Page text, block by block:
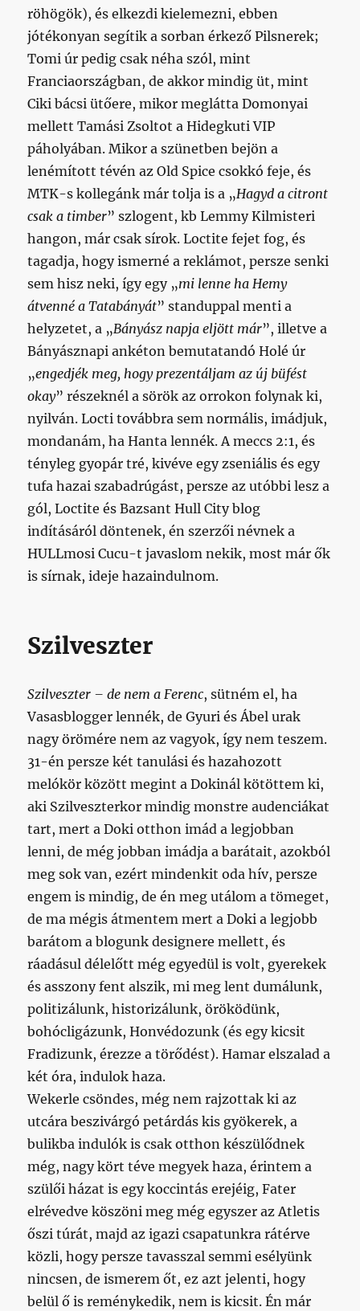
röhögök), és elkezdi kielemezni, ebben
jótékonyan segítik a sorban érkező Pilsnerek;
Tomi úr pedig csak néha szól, mint
Franciaországban, de akkor mindig üt, mint
Ciki bácsi ütőere, mikor meglátta Domonyai
mellett Tamási Zsoltot a Hidegkuti VIP
páholyában. Mikor a szünetben bejön a
lenémított tévén az Old Spice csokkó feje, és
MTK-s kollegánk már tolja is a „Hagyd a citront
csak a timber” szlogent, kb Lemmy Kilmisteri
hangon, már csak sírok. Loctite fejet fog, és
tagadja, hogy ismerné a reklámot, persze senki
sem hisz neki, így egy „mi lenne ha Hemy
átvenné a Tatabányát” standuppal menti a
helyzetet, a „Bányász napja eljött már”, illetve a
Bányásznapi ankéton bemutatandó Holé úr
„engedjék meg, hogy prezentáljam az új büfést
okay” részeknél a sörök az orrokon folynak ki,
nyilván. Locti továbbra sem normális, imádjuk,
mondanám, ha Hanta lennék. A meccs 2:1, és
tényleg gyopár tré, kivéve egy zseniális és egy
tufa hazai szabadrúgást, persze az utóbbi lesz a
gól, Loctite és Bazsant Hull City blog
indításáról döntenek, én szerzői névnek a
HULLmosi Cucu-t javaslom nekik, most már ők
is sírnak, ideje hazaindulnom.
Szilveszter
Szilveszter – de nem a Ferenc, sütném el, ha
Vasasblogger lennék, de Gyuri és Ábel urak
nagy örömére nem az vagyok, így nem teszem.
31-én persze két tanulási és hazahozott
melókör között megint a Dokinál kötöttem ki,
aki Szilveszterkor mindig monstre audenciákat
tart, mert a Doki otthon imád a legjobban
lenni, de még jobban imádja a barátait, azokból
meg sok van, ezért mindenkit oda hív, persze
engem is mindig, de én meg utálom a tömeget,
de ma mégis átmentem mert a Doki a legjobb
barátom a blogunk designere mellett, és
ráadásul délelőtt még egyedül is volt, gyerekek
és asszony fent alszik, mi meg lent dumálunk,
politizálunk, historizálunk, öröködünk,
bohócligázunk, Honvédozunk (és egy kicsit
Fradizunk, érezze a törődést). Hamar elszalad a
két óra, indulok haza.
Wekerle csöndes, még nem rajzottak ki az
utcára beszivárgó petárdás kis gyökerek, a
bulikba indulók is csak otthon készülődnek
még, nagy kört téve megyek haza, érintem a
szülői házat is egy koccintás erejéig, Fater
elrévedve köszöni meg még egyszer az Atletis
őszi túrát, majd az igazi csapatunkra rátérve
közli, hogy persze tavasszal semmi esélyünk
nincsen, de ismerem őt, ez azt jelenti, hogy
belül ő is reménykedik, nem is kicsit. Én már